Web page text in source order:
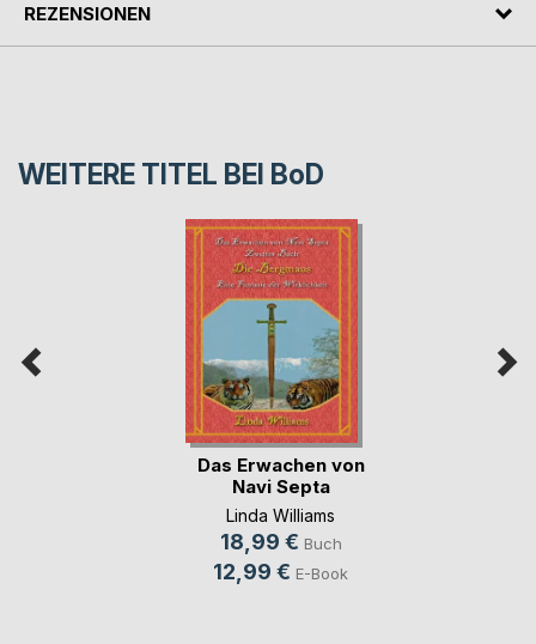
REZENSIONEN
WEITERE TITEL BEI BoD
Das Erwachen von
Navi Septa
Linda Williams
18,99 € Buch
12,99 € E-Book